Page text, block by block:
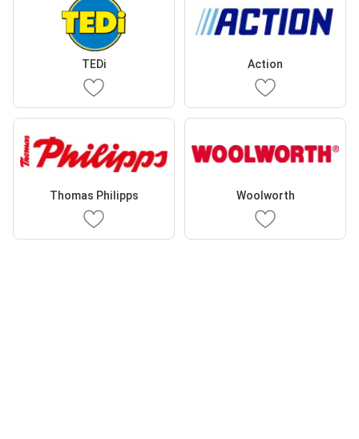
TEDi Action
Thomas Philipps Woolworth